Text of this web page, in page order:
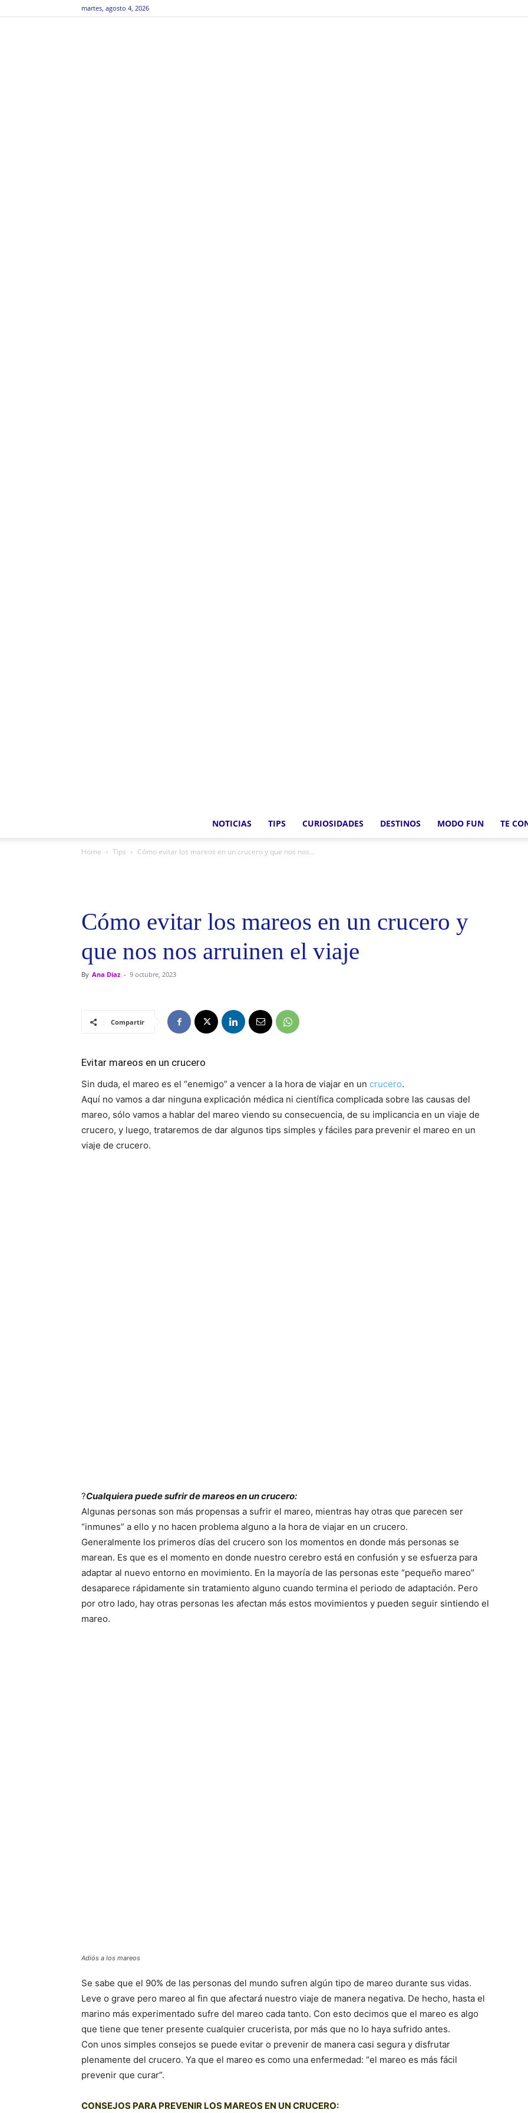
martes, agosto 4, 2026
Fun
NOTICIAS TIPS CURIOSIDADES DESTINOS MODO FUN TE
Home Tips Cómo evitar los mareos en un crucero y que nos nos...
Cómo evitar los mareos en un crucero y
que nos nos arruinen el viaje
By Ana Diaz - 9 octubre, 2023
Compartir
Evitar mareos en un crucero
Sin duda, el mareo es el “enemigo” a vencer a la hora de viajar en un crucero.
Aquí no vamos a dar ninguna explicación médica ni científica complicada sobre las causas del
mareo, sólo vamos a hablar del mareo viendo su consecuencia, de su implicancia en un viaje de
crucero, y luego, trataremos de dar algunos tips simples y fáciles para prevenir el mareo en un
viaje de crucero.
?Cualquiera puede sufrir de mareos en un crucero:
Algunas personas son más propensas a sufrir el mareo, mientras hay otras que parecen ser
“inmunes” a ello y no hacen problema alguno a la hora de viajar en un crucero.
Generalmente los primeros días del crucero son los momentos en donde más personas se
marean. Es que es el momento en donde nuestro cerebro está en confusión y se esfuerza para
adaptar al nuevo entorno en movimiento. En la mayoría de las personas este “pequeño mareo”
desaparece rápidamente sin tratamiento alguno cuando termina el periodo de adaptación. Pero
por otro lado, hay otras personas les afectan más estos movimientos y pueden seguir sintiendo el
mareo.
Adiós a los mareos
Se sabe que el 90% de las personas del mundo sufren algún tipo de mareo durante sus vidas.
Leve o grave pero mareo al fin que afectará nuestro viaje de manera negativa. De hecho, hasta el
marino más experimentado sufre del mareo cada tanto. Con esto decimos que el mareo es algo
que tiene que tener presente cualquier crucerista, por más que no lo haya sufrido antes.
Con unos simples consejos se puede evitar o prevenir de manera casi segura y disfrutar
plenamente del crucero. Ya que el mareo es como una enfermedad: “el mareo es más fácil
prevenir que curar”.
CONSEJOS PARA PREVENIR LOS MAREOS EN UN CRUCERO: